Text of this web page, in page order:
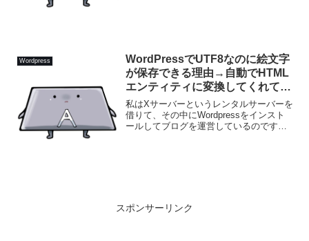
Wordpress
WordPressでUTF8なのに絵文字
が保存できる理由→自動でHTML
エンティティに変換してくれてい
るからだった。
私はXサーバーというレンタルサーバーを
借りて、その中にWordpressをインスト
ールしてブログを運営しているのですが
スポンサーリンク